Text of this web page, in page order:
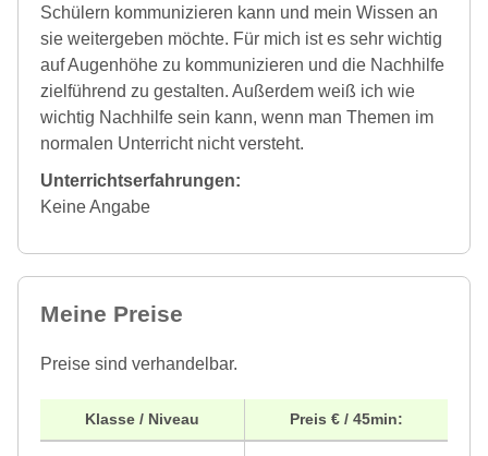
Schülern kommunizieren kann und mein Wissen an
sie weitergeben möchte. Für mich ist es sehr wichtig
auf Augenhöhe zu kommunizieren und die Nachhilfe
zielführend zu gestalten. Außerdem weiß ich wie
wichtig Nachhilfe sein kann, wenn man Themen im
normalen Unterricht nicht versteht.
Unterrichtserfahrungen:
Keine Angabe
Meine Preise
Preise sind verhandelbar.
Klasse / Niveau Preis € / 45min: